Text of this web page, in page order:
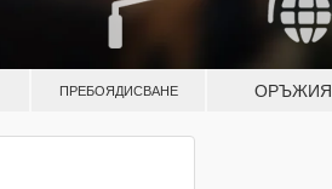
ПРЕБОЯДИСВАНЕ ОРЪЖИЯ